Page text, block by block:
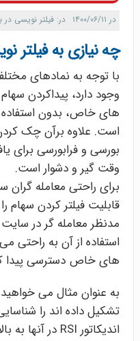
در ۱۴۰۰/۰۶/۱۱ در: فیلتر نویسی در
چه نیازی به فیلتر
با توجه به نمادهای
وجود دارد، پیداکردن
های خاص، بدون استفاده
است. علاوه برآن چک
بورسی و فرابورسی برای
وقت گیر و دشوار است.
برای راحتی معامله گران
قابلیت فیلتر کردن سهام
استفاده از آن به راحتی
های خاص دسترسی پیدا
به عنوان مثال می
تشکیل داده اند را